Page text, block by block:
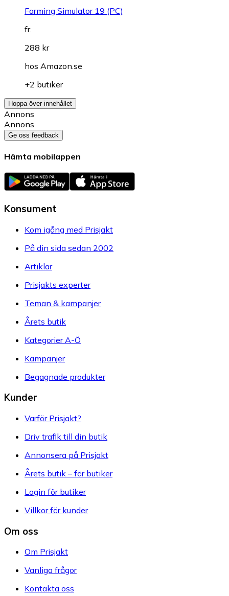
Farming Simulator 19 (PC)
fr.
288 kr
hos Amazon.se
+2 butiker
Hoppa över innehållet
Annons
Annons
Ge oss feedback
Hämta mobilappen
Konsument
Kom igång med Prisjakt
På din sida sedan 2002
Artiklar
Prisjakts experter
Teman & kampanjer
Årets butik
Kategorier A-Ö
Kampanjer
Begagnade produkter
Kunder
Varför Prisjakt?
Driv trafik till din butik
Annonsera på Prisjakt
Årets butik – för butiker
Login för butiker
Villkor för kunder
Om oss
Om Prisjakt
Vanliga frågor
Kontakta oss